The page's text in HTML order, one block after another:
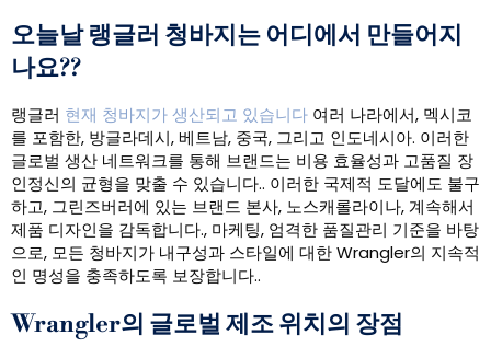
오늘날 랭글러 청바지는 어디에서 만들어지
나요??
랭글러 현재 청바지가 생산되고 있습니다 여러 나라에서, 멕시코
를 포함한, 방글라데시, 베트남, 중국, 그리고 인도네시아. 이러한
글로벌 생산 네트워크를 통해 브랜드는 비용 효율성과 고품질 장
인정신의 균형을 맞출 수 있습니다.. 이러한 국제적 도달에도 불구
하고, 그린즈버러에 있는 브랜드 본사, 노스캐롤라이나, 계속해서
제품 디자인을 감독합니다., 마케팅, 엄격한 품질관리 기준을 바탕
으로, 모든 청바지가 내구성과 스타일에 대한 Wrangler의 지속적
인 명성을 충족하도록 보장합니다..
Wrangler의 글로벌 제조 위치의 장점